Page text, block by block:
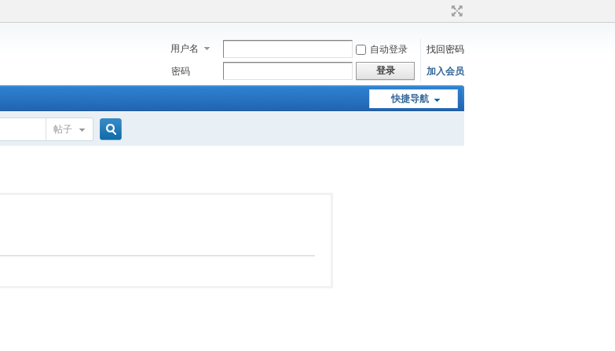
用户名 自动登录
找回密码
密码
登录 加入会员
快捷导航
帖子